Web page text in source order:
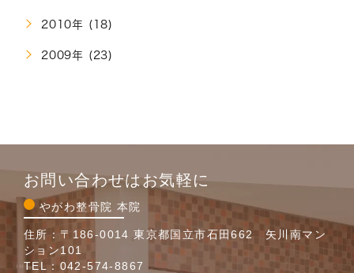
2010年 (18)
2009年 (23)
お問い合わせはお気軽に
やがわ整骨院 本院
住所：〒186-0014 東京都国立市石田662 矢川南マン
ション101
TEL： 042-574-8867